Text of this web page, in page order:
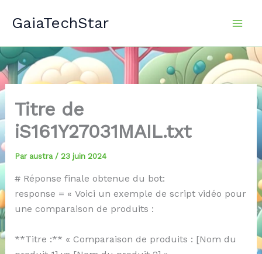
GaiaTechStar
Titre de
iS161Y27031MAIL.txt
Par austra / 23 juin 2024
# Réponse finale obtenue du bot:
response = « Voici un exemple de script vidéo pour
une comparaison de produits :
**Titre :** « Comparaison de produits : [Nom du